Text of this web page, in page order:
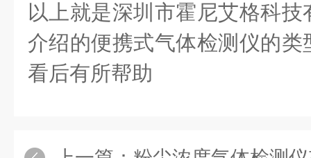
以上就是深圳市霍尼艾格科
介绍的便携式气体检测仪的
看后有所帮助